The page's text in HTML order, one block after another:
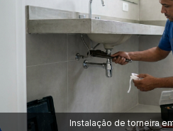
Instalação de torneira